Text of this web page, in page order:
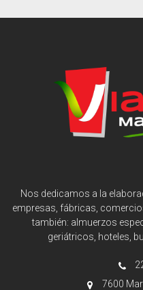
Nos dedicamos a la
empresas, fábricas,
también: almuerzos
geriátricos, hoteles,
7600